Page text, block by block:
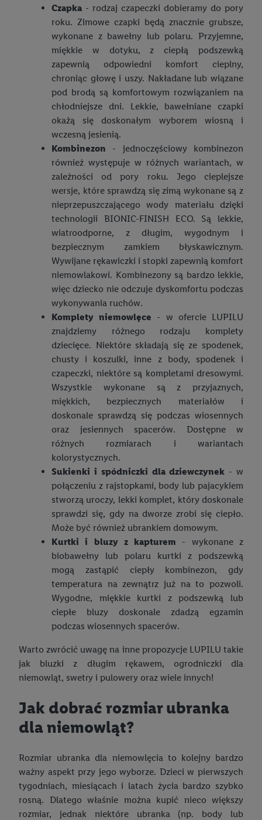
Czapka - rodzaj czapeczki dobieramy do pory
roku. Zimowe czapki będą znacznie grubsze,
wykonane z bawełny lub polaru. Przyjemne,
miękkie w dotyku, z ciepłą podszewką
zapewnią odpowiedni komfort cieplny,
chroniąc głowę i uszy. Nakładane lub wiązane
pod brodą są komfortowym rozwiązaniem na
chłodniejsze dni. Lekkie, bawełniane czapki
okażą się doskonałym wyborem wiosną i
wczesną jesienią.
Kombinezon - jednoczęściowy kombinezon
również występuje w różnych wariantach, w
zależności od pory roku. Jego cieplejsze
wersje, które sprawdzą się zimą wykonane są z
nieprzepuszczającego wody materiału dzięki
technologii BIONIC-FINISH ECO. Są lekkie,
wiatroodporne, z długim, wygodnym i
bezpiecznym zamkiem błyskawicznym.
Wywijane rękawiczki i stopki zapewnią komfort
niemowlakowi. Kombinezony są bardzo lekkie,
więc dziecko nie odczuje dyskomfortu podczas
wykonywania ruchów.
Komplety niemowlęce - w ofercie LUPILU
znajdziemy różnego rodzaju komplety
dziecięce. Niektóre składają się ze spodenek,
chusty i koszulki, inne z body, spodenek i
czapeczki, niektóre są kompletami dresowymi.
Wszystkie wykonane są z przyjaznych,
miękkich, bezpiecznych materiałów i
doskonale sprawdzą się podczas wiosennych
oraz jesiennych spacerów. Dostępne w
różnych rozmiarach i wariantach
kolorystycznych.
Sukienki i spódniczki dla dziewczynek - w
połączeniu z rajstopkami, body lub pajacykiem
stworzą uroczy, lekki komplet, który doskonale
sprawdzi się, gdy na dworze zrobi się ciepło.
Może być również ubrankiem domowym.
Kurtki i bluzy z kapturem - wykonane z
biobawełny lub polaru kurtki z podszewką
mogą zastąpić ciepły kombinezon, gdy
temperatura na zewnątrz już na to pozwoli.
Wygodne, miękkie kurtki z podszewką lub
ciepłe bluzy doskonale zdadzą egzamin
podczas wiosennych spacerów.
Warto zwrócić uwagę na inne propozycje LUPILU takie
jak bluzki z długim rękawem, ogrodniczki dla
niemowląt, swetry i pulowery oraz wiele innych!
Jak dobrać rozmiar ubranka
dla niemowląt?
Rozmiar ubranka dla niemowlęcia to kolejny bardzo
ważny aspekt przy jego wyborze. Dzieci w pierwszych
tygodniach, miesiącach i latach życia bardzo szybko
rosną. Dlatego właśnie można kupić nieco większy
rozmiar, jednak niektóre ubranka (np. body lub